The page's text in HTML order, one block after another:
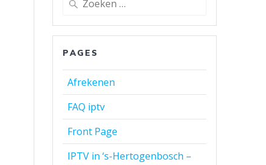
PAGES
Afrekenen
FAQ iptv
Front Page
IPTV in ‘s-Hertogenbosch –